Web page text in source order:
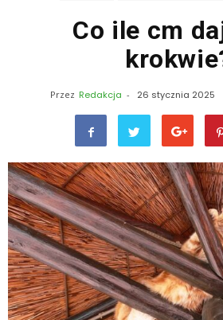
Co ile cm
Przez Redakcja - 26 stycznia 2025